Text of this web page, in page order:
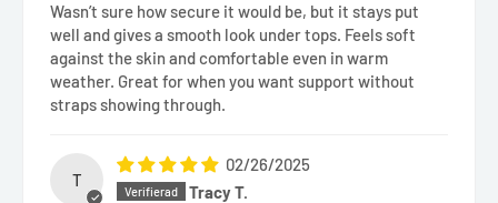
Wasn’t sure how secure it would be, but it stays put
well and gives a smooth look under tops. Feels soft
against the skin and comfortable even in warm
weather. Great for when you want support without
straps showing through.
T
02/26/2025
Tracy T.